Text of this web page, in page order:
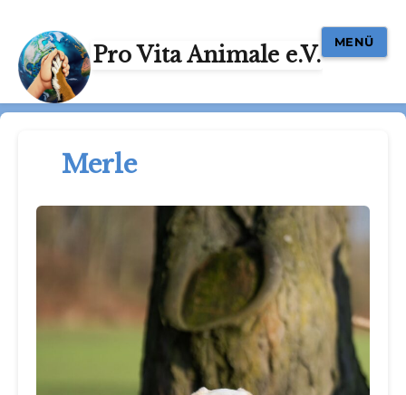
Pro Vita Animale e.V.
MENÜ
Merle